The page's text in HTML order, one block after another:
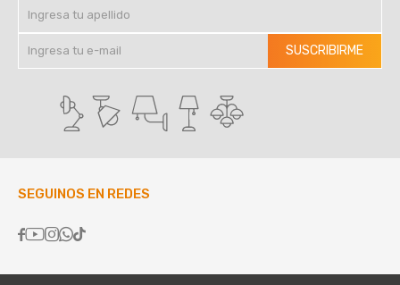
SUSCRIBIRME
SEGUINOS EN REDES
